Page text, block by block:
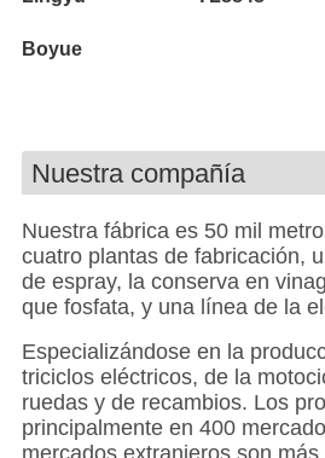
Boyue
Nuestra compañía
Nuestra fábrica es 50 mil
cuatro plantas de fabricación,
de espray, la conserva en
que fosfata, y una línea de la
Especializándose en la
triciclos eléctricos, de la
ruedas y de recambios. Los
principalmente en 400